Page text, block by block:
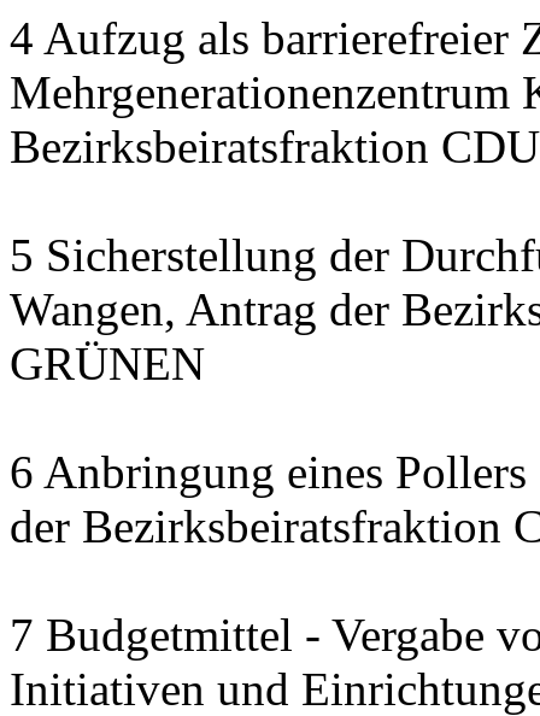
4 Aufzug als barrierefreier
Mehrgenerationenzentrum
Bezirksbeiratsfraktion CDU
5 Sicherstellung der
Wangen, Antrag der
GRÜNEN
6 Anbringung eines
der Bezirksbeiratsfraktion
7 Budgetmittel - Vergabe
Initiativen und